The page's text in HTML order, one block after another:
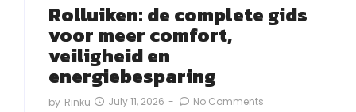
Rolluiken: de complete gids
voor meer comfort,
veiligheid en
energiebesparing
by Rinku July 11, 2026 - No Comments